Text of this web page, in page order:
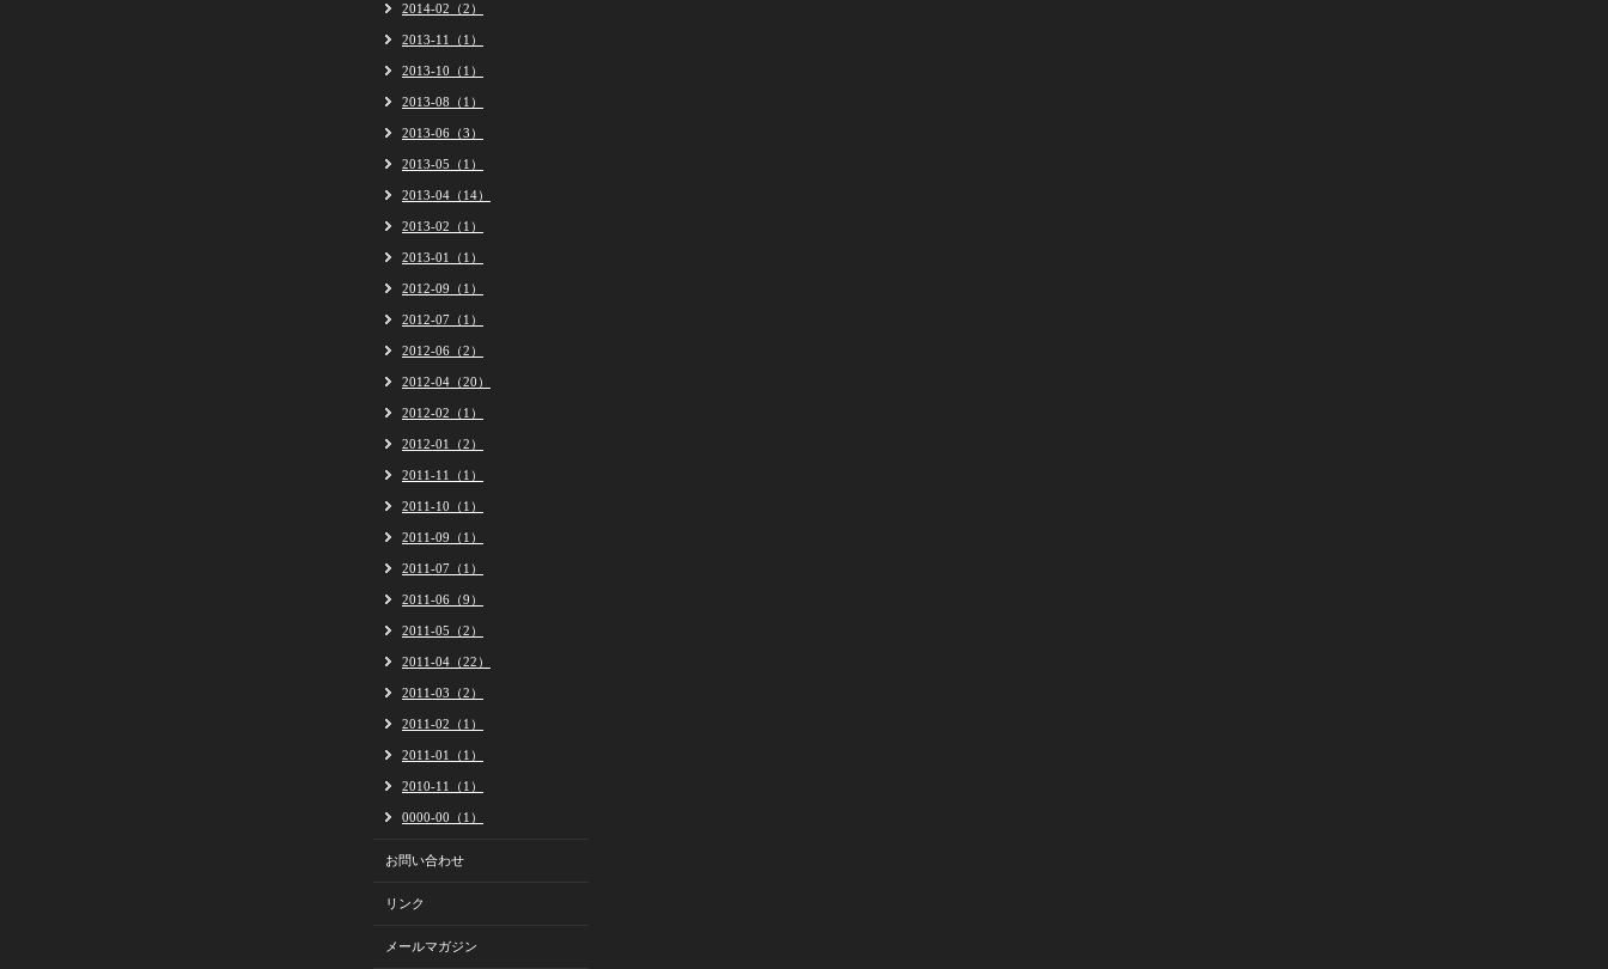
2014-02（2）
2013-11（1）
2013-10（1）
2013-08（1）
2013-06（3）
2013-05（1）
2013-04（14）
2013-02（1）
2013-01（1）
2012-09（1）
2012-07（1）
2012-06（2）
2012-04（20）
2012-02（1）
2012-01（2）
2011-11（1）
2011-10（1）
2011-09（1）
2011-07（1）
2011-06（9）
2011-05（2）
2011-04（22）
2011-03（2）
2011-02（1）
2011-01（1）
2010-11（1）
0000-00（1）
お問い合わせ
リンク
メールマガジン